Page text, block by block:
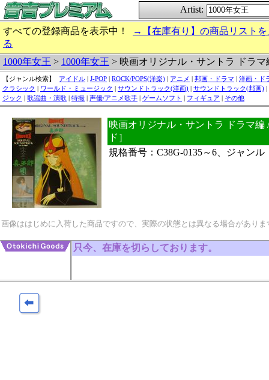
Artist:
すべての登録商品を表示中！
→【在庫有り】の商品リストを
る
1000年女王 > 1000年女王 > 映画オリジナル・サントラ ドラマ
【ジャンル検索】 アイドル | J-POP | ROCK/POPS(洋楽) | アニメ | 邦画・ドラマ | 洋画・ド
クラシック | ワールド・ミュージック | サウンドトラック(洋画) | サウンドトラック(邦画) |
ジック | 歌謡曲・演歌 | 特撮 | 声優/アニメ歌手 | ゲームソフト | フィギュア | その他
映画オリジナル・サントラ ドラマ編
ド］
規格番号：C38G-0135～6、ジャンル
画像ははじめに入荷した商品ですので、実際の状態とは異なる場合があり
只今、在庫を切らしております。